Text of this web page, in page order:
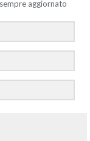
aggiornato